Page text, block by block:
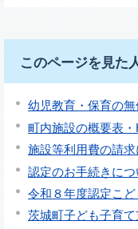
このページを見た
幼児教育・保育の
町内施設の概要表
施設等利用費の請求
認定のお手続きにつ
令和８年度認定こ
茨城町子ども子育